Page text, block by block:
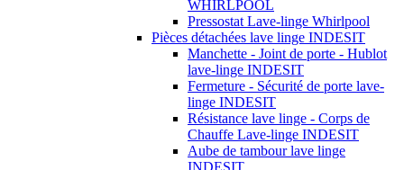
WHIRLPOOL
Pressostat Lave-linge Whirlpool
Pièces détachées lave linge INDESIT
Manchette - Joint de porte - Hublot
lave-linge INDESIT
Fermeture - Sécurité de porte lave-
linge INDESIT
Résistance lave linge - Corps de
Chauffe Lave-linge INDESIT
Aube de tambour lave linge
INDESIT